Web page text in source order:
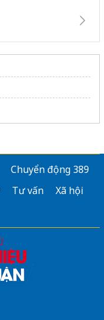
Chuyển động 389
Tư vấn
Xã hội